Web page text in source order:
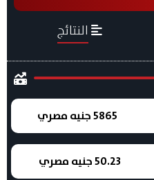
النتائج
5865 جنيه مصري
50.23 جنيه مصري